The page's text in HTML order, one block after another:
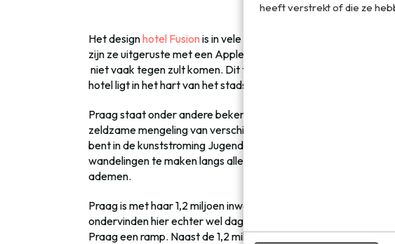
heeft verstrekt of die ze
Het designhotel Fusion is in vele opzichten bijzonder te
zijn ze uitgeruste met een Apple-televisie. De ronddraaiende
niet vaak tegen zult komen. Dit trendy hotel is tevens een
hotel ligt in het hart van het stadscentrum van Praag, nabij alle
Praag staat onder andere bekend om haar 200 kerken. Deze
zeldzame mengeling van verschillende bouwstijlen en
bent in de kunststroming Jugendstil dan ben je in Praag in de
wandelingen te maken langs allerlei verschillende gebouwen,
ademen.
Praag is met haar 1,2 miljoen inwoners een drukke en levendige
ondervinden hier echter wel dagelijks de problemen van. Zoals
Praag een ramp. Naast de 1,2 miljoen inwoners lijkt de stad ook